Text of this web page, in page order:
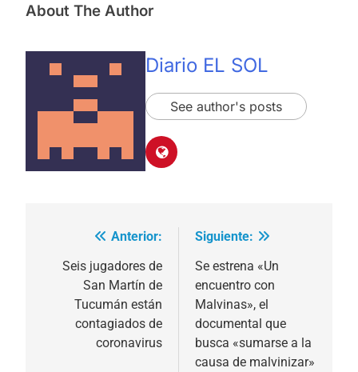
About The Author
Diario EL SOL
See author's posts
Navegación
entradas
Anterior:
Seis jugadores de
San Martín de
Tucumán están
contagiados de
coronavirus
Siguiente:
Se estrena «Un
encuentro con
Malvinas», el
documental que
busca «sumarse a la
causa de malvinizar»